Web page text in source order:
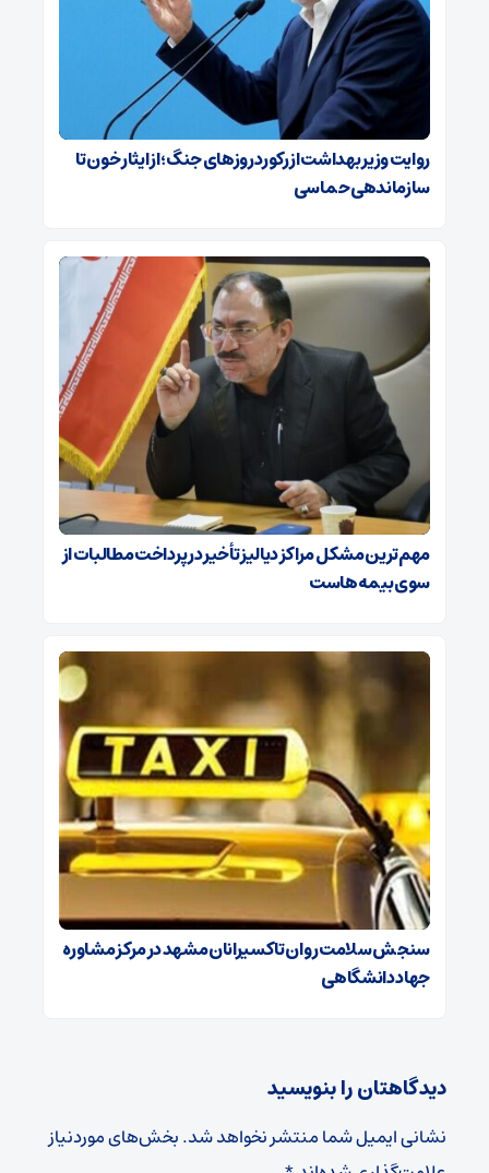
روایت وزیر بهداشت از رکورد روزهای جنگ؛ از ایثار خون تا
سازماندهی حماسی
مهم‌ترین مشکل مراکز دیالیز تأخیر در پرداخت مطالبات از
سوی بیمه‌هاست
سنجش سلامت روان تاکسیرانان مشهد در مرکز مشاوره
جهاد دانشگاهی
دیدگاهتان را بنویسید
نشانی ایمیل شما منتشر نخواهد شد.بخش‌های موردنیاز